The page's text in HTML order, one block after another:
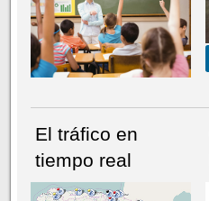
El tráfico en
tiempo real